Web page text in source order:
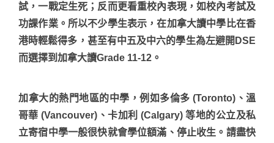
試，一戰定生死；反而更看重校內表現，如校內考試及
功課作業。所以不少學生表示，在加拿大讀中學比在香
港時輕鬆得多，甚至有中五及中六的學生為左避開DSE
而選擇到加拿大讀Grade 11-12。
加拿大的熱門地區的中學，例如多倫多 (Toronto)、溫
哥華 (Vancouver)、卡加利 (Calgary) 等地的公立及私
立寄宿中學一般很快就會學位額滿、停止收生。請盡快